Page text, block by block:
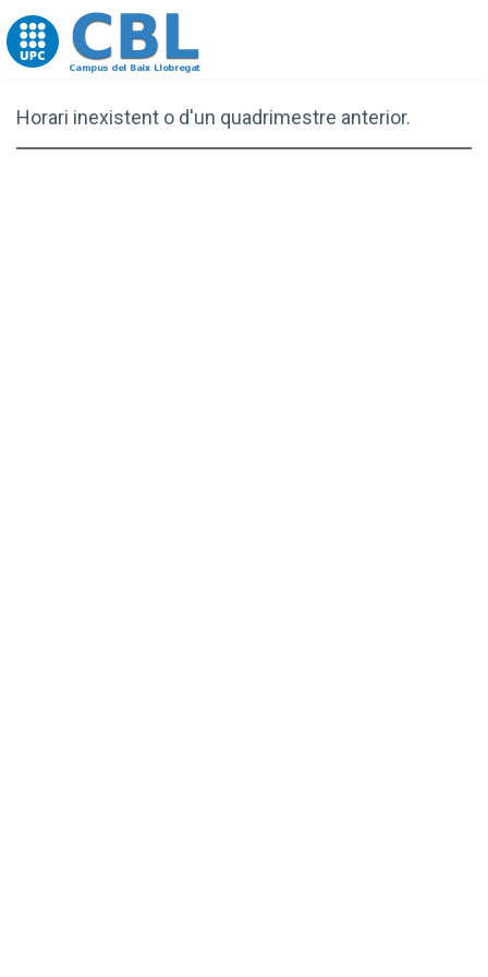
Go to upc.edu
Horari inexistent o d'un quadrimestre anterior.